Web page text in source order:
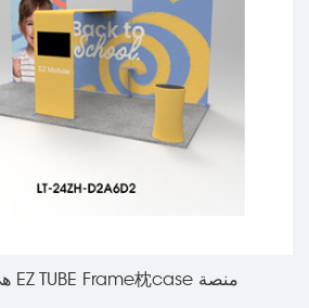
منصة EZ TUBE Frame枕case هي منصة معرض خفيفة الوزن وقابلة لإعادة التهيئة مع تصميم فني بدقة عالية وتفاصيل محسّنة وأداء أفضل للألوان.